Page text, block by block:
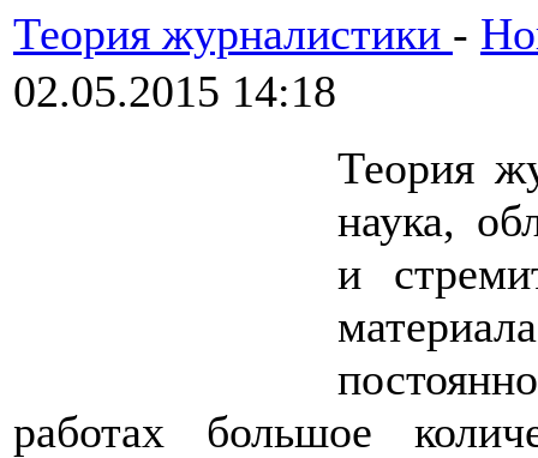
Теория журналистики -
02.05.2015 14:18
Теория
наука,
и
работах большое